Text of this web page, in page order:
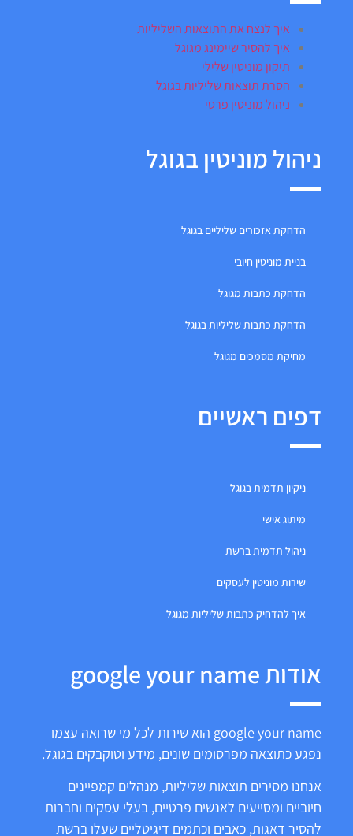
איך לנצח את התוצאות השליליות
איך להסיר שיימינג מגוגל
תיקון מוניטין שלילי
הסרת תוצאות שליליות בגוגל
ניהול מוניטין פרטי
ניהול מוניטין בגוגל
הדחקת אזכורים שליליים בגוגל
בניית מוניטין חיובי
הדחקת כתבות מגוגל
הדחקת כתבות שליליות בגוגל
מחיקת מסמכים מגוגל
דפים ראשיים
ניקיון תדמית בגוגל
מיתוג אישי
ניהול תדמית ברשת
שירות מוניטין לעסקים
איך להדחיק כתבות שליליות מגוגל
אודות google your name
google your name הוא שירות לכל מי שרואה עצמו
נפגע כתוצאה מפרסומים שונים, מידע וטוקבקים בגוגל.
אנחנו מסירים תוצאות שליליות, מנהלים קמפיינים
חיוביים ומסייעים לאנשים פרטיים, בעלי עסקים וחברות
להסיר דאגות, כאבים וכתמים דיגיטליים שעלו ברשת